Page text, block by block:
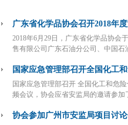
广东省化学品协会召开2018年
2018年6月29日，广东省化学品协会
售有限公司广东石油分公司、中国
国家应急管理部召开全国化工
国家应急管理部召开 全国化工和危
频会议，协会应省安监局的邀请参
协会参加广州市安监局项目讨